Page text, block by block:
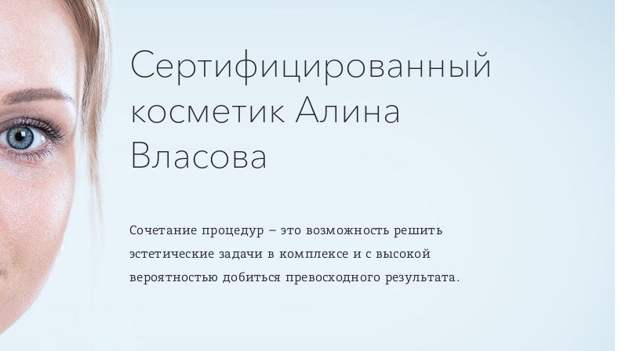
Сертифицированный
косметик Алина
Власова
Сочетание процедур – это возможность решить
эстетические задачи в комплексе и с высокой
вероятностью добиться превосходного результата.